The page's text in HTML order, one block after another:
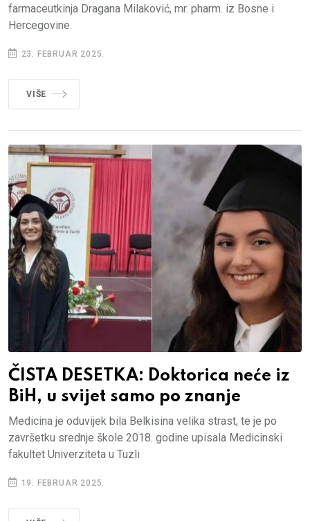
farmaceutkinja Dragana Milaković, mr. pharm. iz Bosne i
Hercegovine.
23. FEBRUAR 2025.
VIŠE
ČISTA DESETKA: Doktorica neće iz
BiH, u svijet samo po znanje
Medicina je oduvijek bila Belkisina velika strast, te je po
završetku srednje škole 2018. godine upisala Medicinski
fakultet Univerziteta u Tuzli
19. FEBRUAR 2025.